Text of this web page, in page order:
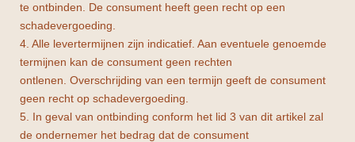
te ontbinden. De consument heeft geen recht op een
schadevergoeding.
4. Alle levertermijnen zijn indicatief. Aan eventuele genoemde
termijnen kan de consument geen rechten
ontlenen. Overschrijding van een termijn geeft de consument
geen recht op schadevergoeding.
5. In geval van ontbinding conform het lid 3 van dit artikel zal
de ondernemer het bedrag dat de consument